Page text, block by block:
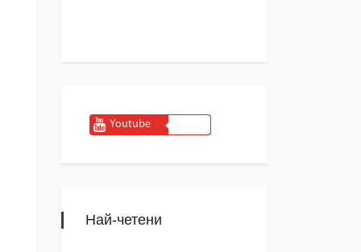
Youtube
Най-четени